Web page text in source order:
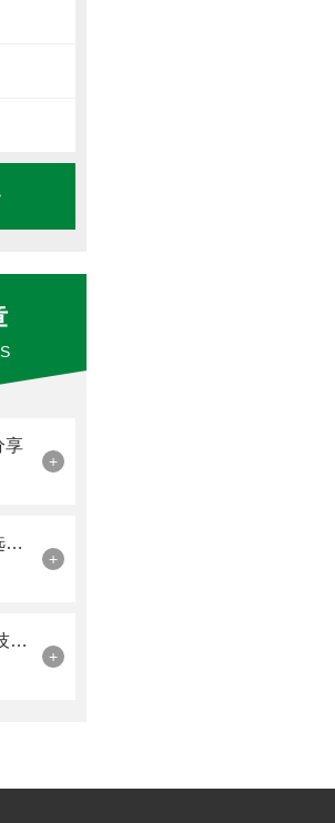
享
+
荧光计选购指南：五步选对高性价比的微量核酸定量设备
+
2026年牛奶冰点仪核心技术及优云谱厂家实力评估
+